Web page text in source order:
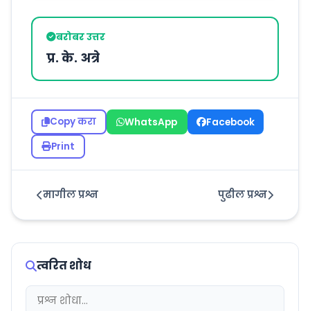
बरोबर उत्तर
प्र. के. अत्रे
Copy करा WhatsApp
Facebook
Print
मागील प्रश्न पुढील प्रश्न
त्वरित शोध